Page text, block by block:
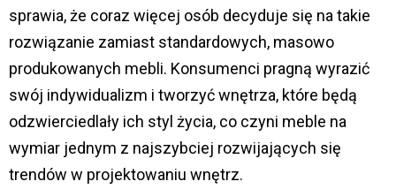
sprawia, że coraz więcej osób decyduje się na takie
rozwiązanie zamiast standardowych, masowo
produkowanych mebli. Konsumenci pragną wyrazić
swój indywidualizm i tworzyć wnętrza, które będą
odzwierciedlały ich styl życia, co czyni meble na
wymiar jednym z najszybciej rozwijających się
trendów w projektowaniu wnętrz.